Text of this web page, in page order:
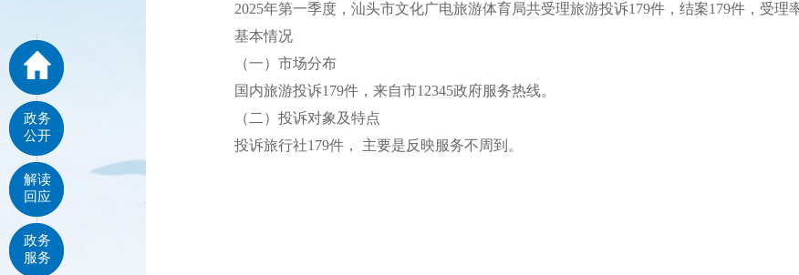
2025年第一季度，汕头市文化广电旅游体育局共受理旅游投诉179件，结案179件，受理率
基本情况
（一）市场分布
国内旅游投诉179件，来自市12345政府服务热线。
（二）投诉对象及特点
投诉旅行社179件， 主要是反映服务不周到。
政务
公开
解读
回应
政务
服务